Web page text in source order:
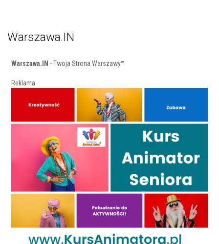
Warszawa.IN
Warszawa.IN - Twoja Strona Warszawy™
Reklama